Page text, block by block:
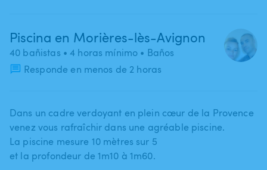
Piscina en Morières-lès-Avignon
40 bañistas • 4 horas mínimo • Baños
Responde en menos de 2 horas
Dans un cadre verdoyant en plein cœur de la Provence
venez vous rafraîchir dans une agréable piscine.
La piscine mesure 10 mètres sur 5
et la profondeur de 1m10 à 1m60.